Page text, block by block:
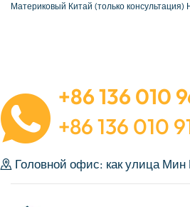
Материковый Китай (только
+86 136 010
+86 136 010
Головной офис: как улица Мин